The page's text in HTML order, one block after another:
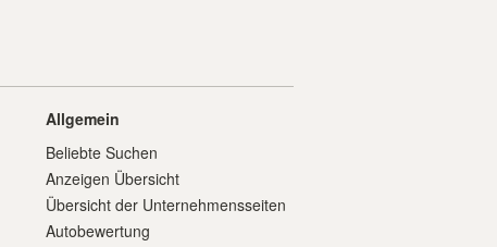
Allgemein
Beliebte Suchen
Anzeigen Übersicht
Übersicht der Unternehmensseiten
Autobewertung